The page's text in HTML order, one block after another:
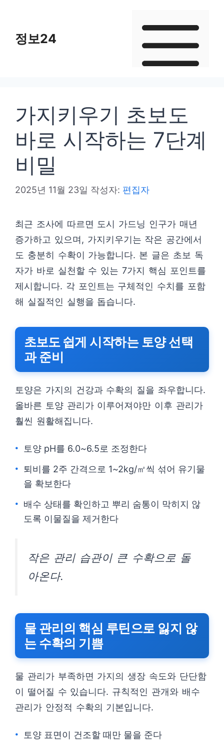
정보24
가지키우기 초보도
바로 시작하는 7단계
비밀
2025년 11월 23일 작성자: 편집자
최근 조사에 따르면 도시 가드닝 인구가 매년
증가하고 있으며, 가지키우기는 작은 공간에서
도 충분히 수확이 가능합니다. 본 글은 초보 독
자가 바로 실천할 수 있는 7가지 핵심 포인트를
제시합니다. 각 포인트는 구체적인 수치를 포함
해 실질적인 실행을 돕습니다.
초보도 쉽게 시작하는 토양 선택
과 준비
토양은 가지의 건강과 수확의 질을 좌우합니다.
올바른 토양 관리가 이루어져야만 이후 관리가
훨씬 원활해집니다.
토양 pH를 6.0~6.5로 조정한다
퇴비를 2주 간격으로 1~2kg/㎡씩 섞어 유기물
을 확보한다
배수 상태를 확인하고 뿌리 숨통이 막히지 않
도록 이물질을 제거한다
작은 관리 습관이 큰 수확으로 돌
아온다.
물 관리의 핵심 루틴으로 잃지 않
는 수확의 기쁨
물 관리가 부족하면 가지의 생장 속도와 단단함
이 떨어질 수 있습니다. 규칙적인 관개와 배수
관리가 안정적 수확의 기본입니다.
토양 표면이 건조할 때만 물을 준다